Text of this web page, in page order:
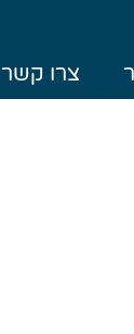
צרו קשר